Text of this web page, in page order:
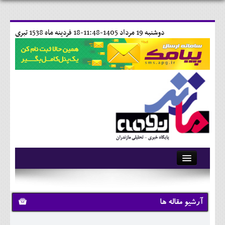
18 فردينه ماه 1538 تبری دوشنبه 19 مرداد 1405-11:48-
آرشیو
تماس با ما
وبلاگ
آرشیو مقاله ها